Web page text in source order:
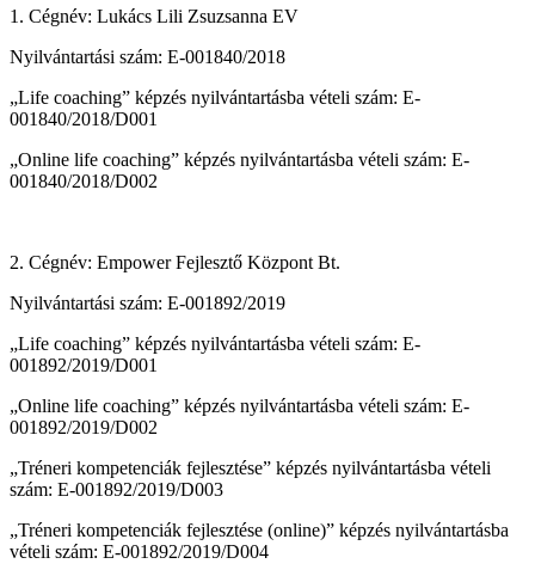
1. Cégnév: Lukács Lili Zsuzsanna EV
Nyilvántartási szám: E-001840/2018
„Life coaching” képzés nyilvántartásba vételi szám: E-
001840/2018/D001
„Online life coaching” képzés nyilvántartásba vételi szám: E-
001840/2018/D002
2. Cégnév: Empower Fejlesztő Központ Bt.
Nyilvántartási szám: E-001892/2019
„Life coaching” képzés nyilvántartásba vételi szám: E-
001892/2019/D001
„Online life coaching” képzés nyilvántartásba vételi szám: E-
001892/2019/D002
„Tréneri kompetenciák fejlesztése” képzés nyilvántartásba vételi
szám: E-001892/2019/D003
„Tréneri kompetenciák fejlesztése (online)” képzés nyilvántartásba
vételi szám: E-001892/2019/D004